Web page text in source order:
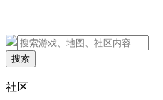
搜索
社区